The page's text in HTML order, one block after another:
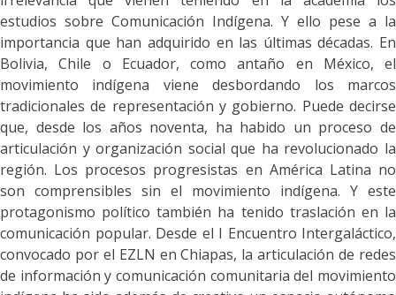
estudios sobre Comunicación Indígena. Y ello pese a la
importancia que han adquirido en las últimas décadas. En
Bolivia, Chile o Ecuador, como antaño en México, el
movimiento indígena viene desbordando los marcos
tradicionales de representación y gobierno. Puede decirse
que, desde los años noventa, ha habido un proceso de
articulación y organización social que ha revolucionado la
región. Los procesos progresistas en América Latina no
son comprensibles sin el movimiento indígena. Y este
protagonismo político también ha tenido traslación en la
comunicación popular. Desde el I Encuentro Intergaláctico,
convocado por el EZLN en Chiapas, la articulación de redes
de información y comunicación comunitaria del movimiento